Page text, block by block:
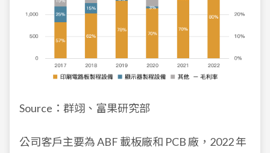
Source：群翊、富果研究部
公司客戶主要為 ABF 載板廠和 PCB 廠，2022 年